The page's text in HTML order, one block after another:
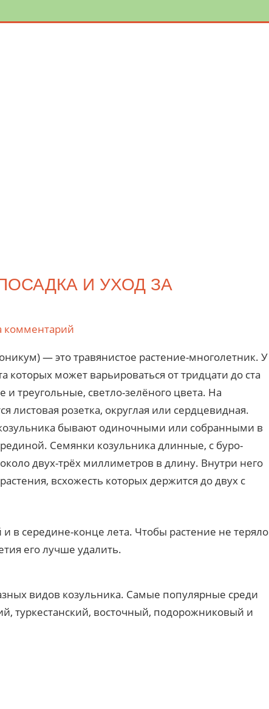
И УХОД ЗА
комментарий
— это травянистое растение-многолетник. У
которых может варьироваться от тридцати до ста
треугольные, светло-зелёного цвета. На
листовая розетка, округлая или сердцевидная.
бывают одиночными или собранными в
Семянки козульника длинные, с буро-
двух-трёх миллиметров в длину. Внутри него
всхожесть которых держится до двух с
в середине-конце лета. Чтобы растение не теряло
его лучше удалить.
видов козульника. Самые популярные среди
туркестанский, восточный, подорожниковый и